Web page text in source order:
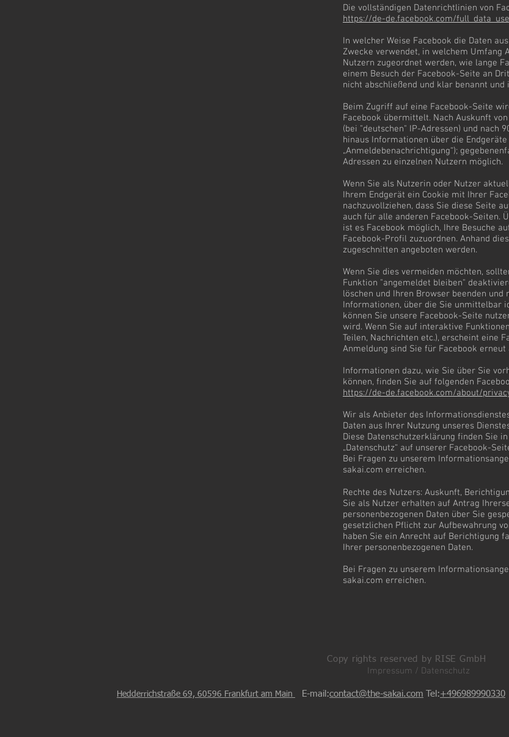
Die vollständigen Datenrichtlinien von
https://de-de.facebook.com/
In welcher Weise Facebook die Daten
Zwecke verwendet, in welchem Umfang
Nutzern zugeordnet werden, wie lange
einem Besuch der Facebook-Seite an
nicht abschließend und klar benannt und
Beim Zugriff auf eine Facebook-Seite
Facebook übermittelt. Nach Auskunft
(bei "deutschen" IP-Adressen) und nach
hinaus Informationen über die
„Anmeldebenachrichtigung“);
Adressen zu einzelnen Nutzern möglich.
Wenn Sie als Nutzerin oder Nutzer
Ihrem Endgerät ein Cookie mit Ihrer
nachzuvollziehen, dass Sie diese Seite
auch für alle anderen Facebook-Seiten.
ist es Facebook möglich, Ihre Besuche
Facebook-Profil zuzuordnen. Anhand
zugeschnitten angeboten werden.
Wenn Sie dies vermeiden möchten,
Funktion "angemeldet bleiben"
löschen und Ihren Browser beenden
Informationen, über die Sie unmittelbar
können Sie unsere Facebook-Seite
wird. Wenn Sie auf interaktive
Teilen, Nachrichten etc.), erscheint eine
Anmeldung sind Sie für Facebook
Informationen dazu, wie Sie über Sie
können, finden Sie auf folgenden
https://de-de.facebook.com/about/
Wir als Anbieter des
Daten aus Ihrer Nutzung unseres
Diese Datenschutzerklärung finden Sie
„Datenschutz“ auf unserer Facebook-
Bei Fragen zu unserem
sakai.com erreichen.
Rechte des Nutzers: Auskunft,
Sie als Nutzer erhalten auf Antrag
personenbezogenen Daten über Sie
gesetzlichen Pflicht zur Aufbewahrung
haben Sie ein Anrecht auf Berichtigung
Ihrer personenbezogenen Daten.
Bei Fragen zu unserem
sakai.com erreichen.
Copy rights reserved by RISE GmbH
Impressum / Datenschutz
​Hedderrichstraße 69, 60596 Frankfurt am Main E-mail:contact@the-sakai.com Tel:+496989990330